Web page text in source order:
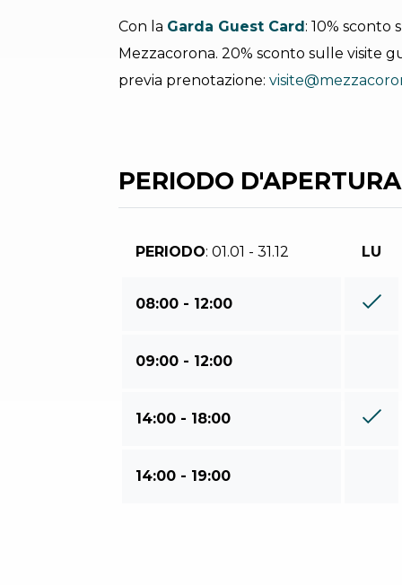
Con la Garda Guest Card: 10% sconto
Mezzacorona. 20% sconto sulle visite
previa prenotazione:
PERIODO D'APERTURA
PERIODO: 01.01 - 31.12 LU
08:00 - 12:00
09:00 - 12:00
14:00 - 18:00
14:00 - 19:00